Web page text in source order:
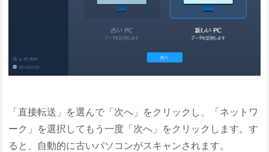
「直接転送」を選んで「次へ」をクリックし、「ネットワ
ーク」を選択してもう一度「次へ」をクリックします。す
ると、自動的に古いパソコンがスキャンされます。